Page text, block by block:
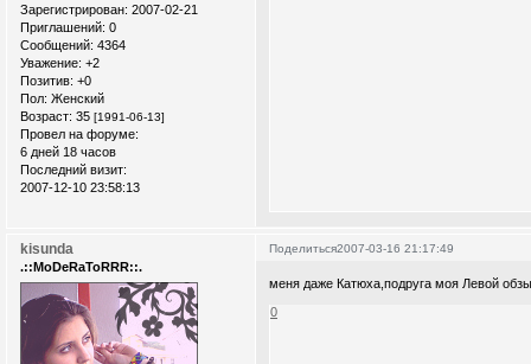
Зарегистрирован: 2007-02-21
Приглашений: 0
Сообщений: 4364
Уважение: +2
Позитив: +0
Пол: Женский
Возраст: 35 [1991-06-13]
Провел на форуме:
6 дней 18 часов
Последний визит:
2007-12-10 23:58:13
Поделиться2007-03-16 21:17:49
kisunda
.::MoDeRaToRRR::.
меня даже Катюха,подруга моя Левой
0